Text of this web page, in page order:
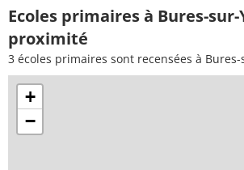
Ecoles primaires à Bures-
proximité
3 écoles primaires sont recensées à Bures-
+
−